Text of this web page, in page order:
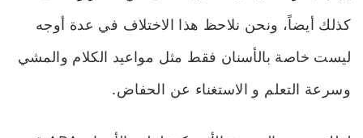
كذلك أيضاً، ونحن نلاحظ هذا الاختلاف في عدة أوجه
ليست خاصة بالأسنان فقط مثل مواعيد الكلام والمشي
وسرعة التعلم و الاستغناء عن الحفاض.